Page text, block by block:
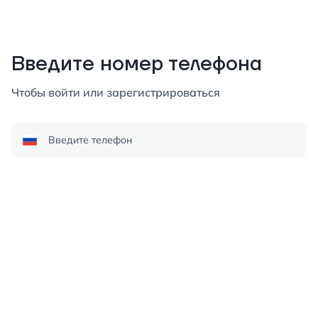
Введите номер телефона
Чтобы войти или зарегистрироваться
Введите телефон